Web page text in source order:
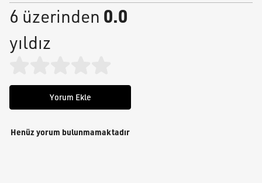
6 üzerinden 0.0
yıldız
Yorum Ekle
Henüz yorum bulunmamaktadır